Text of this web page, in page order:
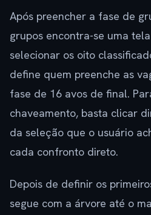
Após preencher a fase de
grupos encontra-se uma
selecionar os oito
define quem preenche as
fase de 16 avos de final.
chaveamento, basta clicar
da seleção que o usuário
cada confronto direto.
Depois de definir os
segue com a árvore até o